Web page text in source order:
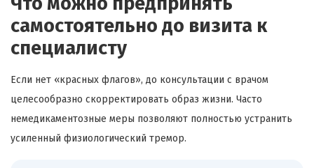
самостоятельно до визита к
специалисту
Если нет «красных флагов», до консультации с врачом
целесообразно скорректировать образ жизни. Часто
немедикаментозные меры позволяют полностью устранить
усиленный физиологический тремор.